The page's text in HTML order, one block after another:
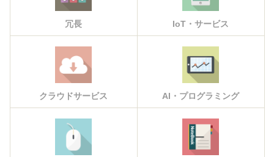
冗長 IoT・サービス
クラウドサービス AI・プログラミング